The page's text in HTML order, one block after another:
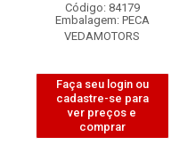
Código: 84179
Embalagem: PECA
VEDAMOTORS
Faça seu login ou
cadastre-se para
ver preços e
comprar